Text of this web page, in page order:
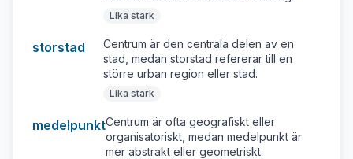
Lika stark
storstad
Centrum är den centrala delen av en
stad, medan storstad refererar till en
större urban region eller stad.
Lika stark
medelpunktCentrum är ofta geografiskt eller
organisatoriskt, medan medelpunkt är
mer abstrakt eller geometriskt.